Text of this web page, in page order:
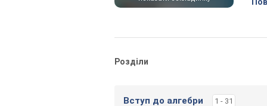
Розділи
Вступ до алгебри 1 - 31